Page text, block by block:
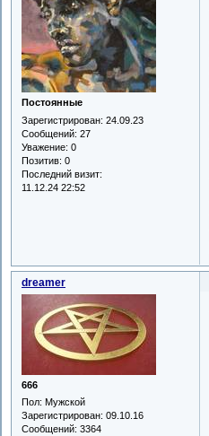
Постоянные
Зарегистрирован: 24.09.23
Сообщений: 27
Уважение: 0
Позитив: 0
Последний визит:
11.12.24 22:52
dreamer
666
Пол: Мужской
Зарегистрирован: 09.10.16
Сообщений: 3364